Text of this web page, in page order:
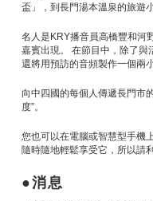
盃」，到長門湯本溫泉的旅遊
名人是KRY播音員高橋豐和河
嘉賓出現。 在節目中，除了與
還將用預訪的音頻製作一個兩
向中四國的每個人傳遞長門市
度”。
您也可以在電腦或智慧型手機
隨時隨地輕鬆享受它，所以請
消息